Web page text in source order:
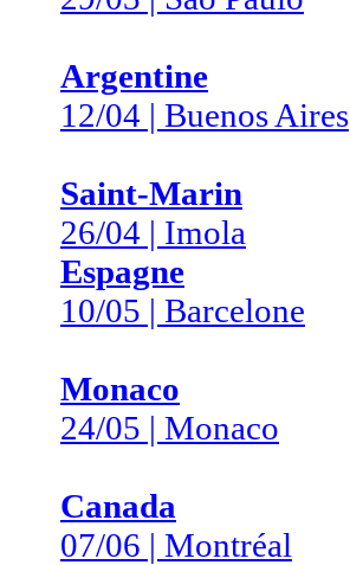
Argentine
12/04 | Buenos Aires
Saint-Marin
26/04 | Imola
Espagne
10/05 | Barcelone
Monaco
24/05 | Monaco
Canada
07/06 | Montréal